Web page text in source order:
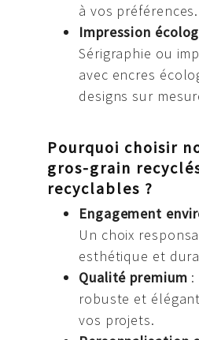
à vos préférences.
Impression
Sérigraphie ou
avec encres
designs sur
Pourquoi choisir
gros-grain
recyclables ?
Engagement
Un choix
esthétique et
Qualité premium :
robuste et
vos projets.